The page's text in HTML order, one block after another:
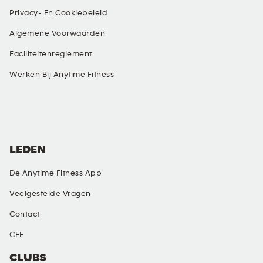
Privacy- En Cookiebeleid
Algemene Voorwaarden
Faciliteitenreglement
Werken Bij Anytime Fitness
CLUBS
LEDEN
De Anytime Fitness App
Veelgestelde Vragen
Contact
CEF